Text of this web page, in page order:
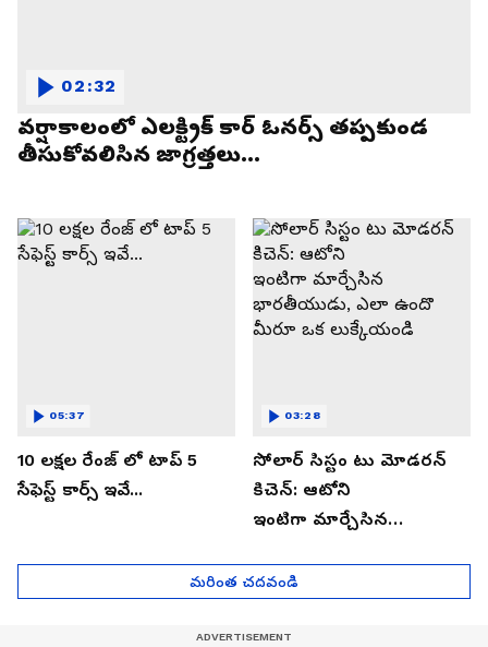
వర్షాకాలంలో ఎలక్ట్రిక్ కార్ ఓనర్స్ తప్పకుండ
తీసుకోవలిసిన జాగ్రత్తలు...
02:32
10 లక్షల రేంజ్ లో టాప్ 5
సేఫెస్ట్ కార్స్ ఇవే...
05:37
సోలార్ సిస్టం టు మోడరన్
కిచెన్: ఆటోని
ఇంటిగా మార్చేసిన
మీరూ ఒక లుక్కేయండి
03:28
మరింత చదవండి